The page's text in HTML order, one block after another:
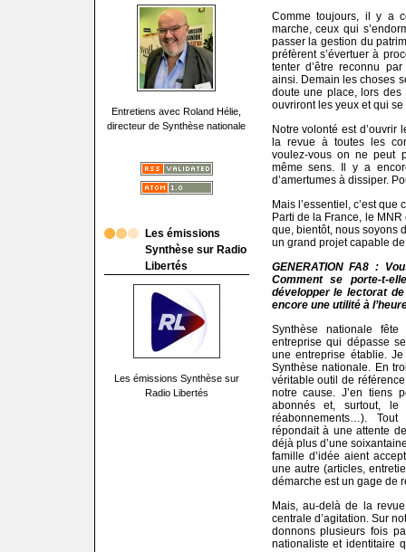
Entretiens avec Roland Hélie,
directeur de Synthèse nationale
Les émissions
Synthèse sur Radio
Libertés
Les émissions Synthèse sur
Radio Libertés
Comme toujours, il y a
marche, ceux qui
passer la gestion du
préfèrent s’évertuer à
tenter d’être reconnu
ainsi. Demain les choses
doute une place, lors
ouvriront les yeux et qui
Notre volonté est
la revue à toutes les
voulez-vous on ne peut
même sens. Il y a
d’amertumes à dissiper.
Mais l’essentiel, c’est
Parti de la France, le
que, bientôt, nous soyons
un grand projet capable
GENERATION FA8 :
Comment se porte-t-
développer le lectorat
encore une utilité à
Synthèse nationale
entreprise qui dépasse
une entreprise établie.
Synthèse nationale. En
véritable outil de
notre cause. J’en tiens
abonnés et, surtout,
réabonnements…).
répondait à une attente
déjà plus d’une
famille d’idée aient
une autre (articles,
démarche est un gage de
Mais, au-delà de la
centrale d’agitation. Sur
donnons plusieurs fois
nationaliste et identitaire